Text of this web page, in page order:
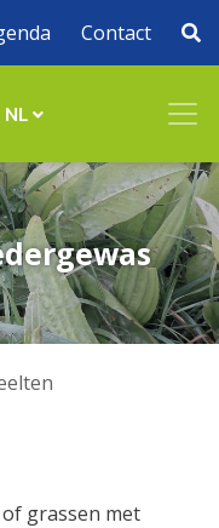
Contact
NL
grassen met